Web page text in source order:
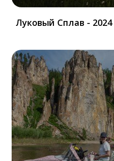
Луковый Сплав - 2024